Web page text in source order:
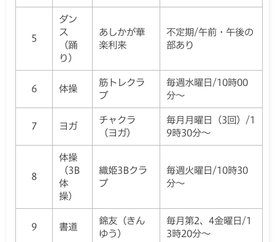
5
ダン
ス
（踊
り）
あしかが華
楽利来
不定期/午前・午後の
部あり
6 体操
筋トレクラ
ブ
毎週水曜日/10時00
分～
7 ヨガ
チャクラ
（ヨガ）
毎月月曜日（3回）/1
9時30分～
8
体操
（3B
体
操）
織姫3Bクラ
ブ
毎週火曜日/10時30
分～
9 書道
錦友（きん
ゆう）
毎月第2、4金曜日/1
3時20分～